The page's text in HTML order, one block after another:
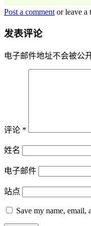
Post a comment or leave a
发表评论
电子邮件地址不会被公开
评论 *
姓名
电子邮件
站点
Save my name, email,